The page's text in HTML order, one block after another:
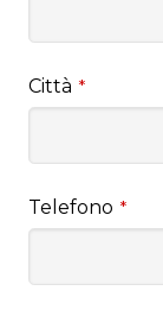
Città *
Telefono *